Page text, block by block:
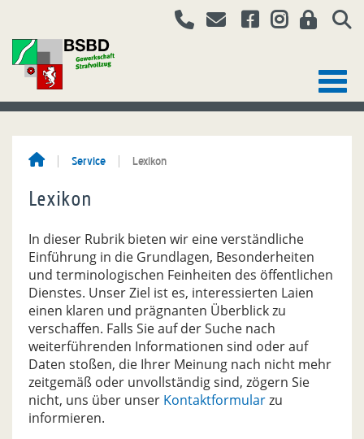
Service Lexikon
Lexikon
In dieser Rubrik bieten wir eine verständliche
Einführung in die Grundlagen, Besonderheiten
und terminologischen Feinheiten des öffentlichen
Dienstes. Unser Ziel ist es, interessierten Laien
einen klaren und prägnanten Überblick zu
verschaffen. Falls Sie auf der Suche nach
weiterführenden Informationen sind oder auf
Daten stoßen, die Ihrer Meinung nach nicht mehr
zeitgemäß oder unvollständig sind, zögern Sie
nicht, uns über unser Kontaktformularzu
informieren.